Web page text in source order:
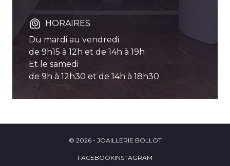
HORAIRES
Du mardi au vendredi
de 9h15 à 12h et de 14h à 19h
Et le samedi
de 9h à 12h30 et de 14h à 18h30
© 2026 - JOAILLERIE BOLLOT
FACEBOOKINSTAGRAM